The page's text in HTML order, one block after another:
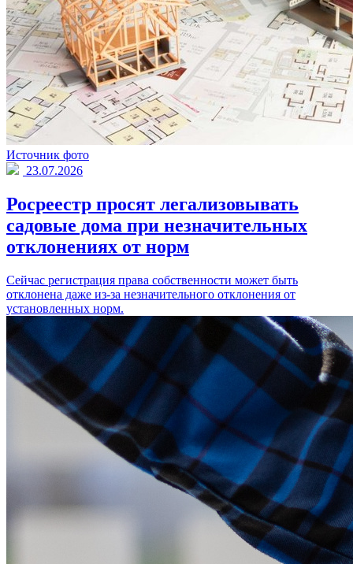
Источник фото
23.07.2026
Росреестр просят легализовывать
садовые дома при незначительных
отклонениях от норм
Сейчас регистрация права собственности может быть
отклонена даже из-за незначительного отклонения от
установленных норм.